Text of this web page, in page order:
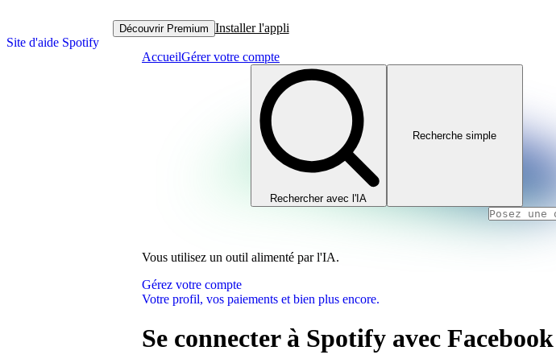
Site d'aide Spotify
Découvrir Premium Installer l'appli
AccueilGérer votre compte
Rechercher avec l'IA
Recherche simple
Vous utilisez un outil alimenté par l'IA.
Gérez votre compte
Votre profil, vos paiements et bien plus encore.
Se connecter à Spotify avec Facebook